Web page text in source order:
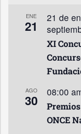
ENE
21
21 de
XI
AGO
30
08:00
ONCE